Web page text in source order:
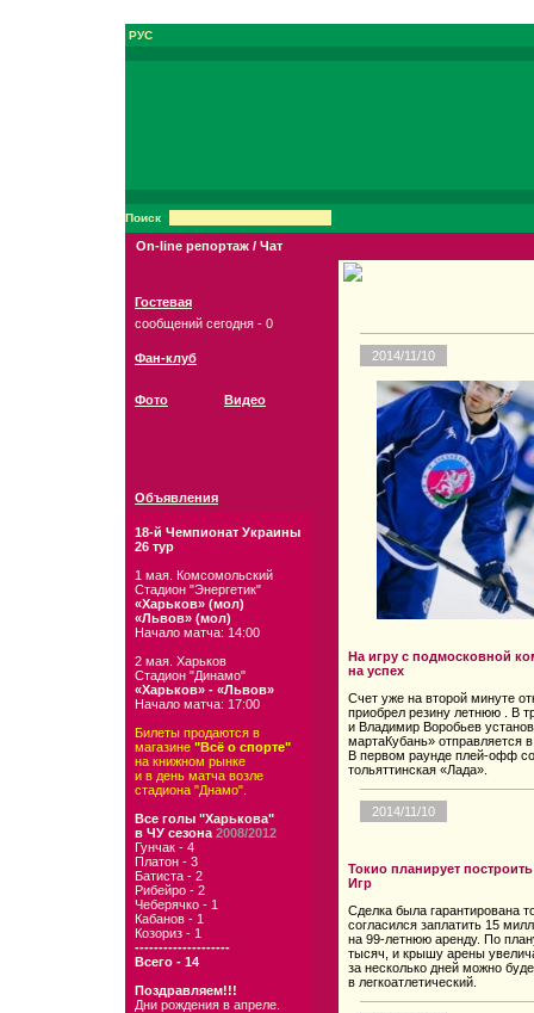
РУС
Поиск
On-line репортаж / Чат
Гостевая
сообщений сегодня - 0
Фан-клуб
Фото Видео
Объявления
18-й Чемпионат Украины
26 тур
1 мая. Комсомольский
Стадион "Энергетик"
«Харьков» (мол)
«Львов» (мол)
Начало матча: 14:00
2 мая. Харьков
Стадион "Динамо"
«Харьков» - «Львов»
Начало матча: 17:00
Билеты продаются в
магазине "Всё о спорте"
на книжном рынке
и в день матча возле
стадиона "Днамо".
Все голы "Харькова"
в ЧУ сезона 2008/2012
Гунчак - 4
Платон - 3
Батиста - 2
Рибейро - 2
Чеберячко - 1
Кабанов - 1
Козориз - 1
--------------------
Всего - 14
Поздравляем!!!
Дни рождения в апреле.
2014/11/10
На игру с подмосковной
на успех
Счет уже на второй минуте
приобрел резину летнюю . В
и Владимир Воробьев
мартаКубань» отправляется
В первом раунде плей-офф
тольяттинская «Лада».
2014/11/10
Токио планирует
Игр
Сделка была гарантирована
согласился заплатить 15
на 99-летнюю аренду. По
тысяч, и крышу арены
за несколько дней можно
в легкоатлетический.